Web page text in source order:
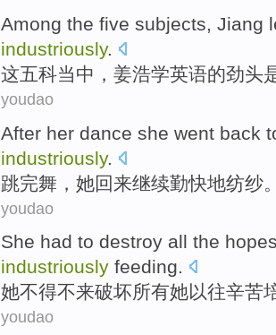
Among the five subjects, Jiang
industriously.
这五科当中 ，姜浩学英语的劲头
youdao
After her dance she went back
industriously.
跳完舞 ， 她回来继续勤快地纺纱
youdao
She had to destroy all the
industriously feeding.
她不得不来破坏所有她以往辛苦
youdao